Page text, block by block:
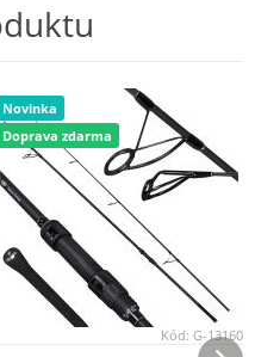
Novinka
Doprava zdarma
Kód: G-13160